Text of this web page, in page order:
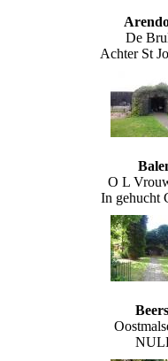
De
Achter St
O L
In gehucht